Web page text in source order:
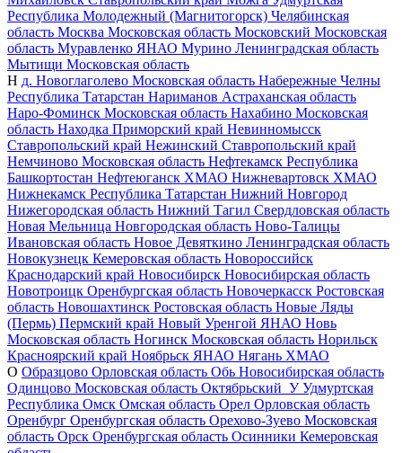
Республика Молодежный (Магнитогорск) Челябинская
область Москва Московская область Московский Московская
область Муравленко ЯНАО Мурино Ленинградская область
Мытищи Московская область
Н д. Новоглаголево Московская область Набережные Челны
Республика Татарстан Нариманов Астраханская область
Наро-Фоминск Московская область Нахабино Московская
область Находка Приморский край Невинномысск
Ставропольский край Нежинский Ставропольский край
Немчиново Московская область Нефтекамск Республика
Башкортостан Нефтеюганск ХМАО Нижневартовск ХМАО
Нижнекамск Республика Татарстан Нижний Новгород
Нижегородская область Нижний Тагил Свердловская область
Новая Мельница Новгородская область Ново-Талицы
Ивановская область Новое Девяткино Ленинградская область
Новокузнецк Кемеровская область Новороссийск
Краснодарский край Новосибирск Новосибирская область
Новотроицк Оренбургская область Новочеркасск Ростовская
область Новошахтинск Ростовская область Новые Ляды
(Пермь) Пермский край Новый Уренгой ЯНАО Новь
Московская область Ногинск Московская область Норильск
Красноярский край Ноябрьск ЯНАО Нягань ХМАО
О Образцово Орловская область Обь Новосибирская область
Одинцово Московская область Октябрьский_У Удмуртская
Республика Омск Омская область Орел Орловская область
Оренбург Оренбургская область Орехово-Зуево Московская
область Орск Оренбургская область Осинники Кемеровская